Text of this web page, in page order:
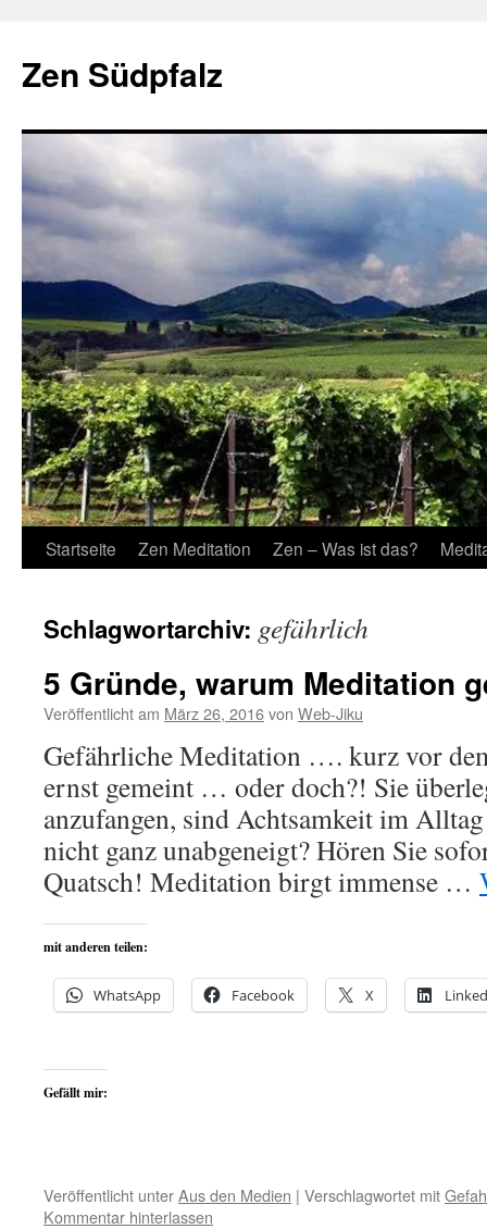
springen
Zen Südpfalz
Startseite Zen Meditation Zen – Was ist das?
Schlagwortarchiv: gefährlich
5 Gründe, warum Meditation
Veröffentlicht am März 26, 2016von Web-Jiku
Gefährliche Meditation …. kurz vor
ernst gemeint … oder doch?! Sie
anzufangen, sind Achtsamkeit im
nicht ganz unabgeneigt? Hören Sie
Quatsch! Meditation birgt immense …
mit anderen teilen:
WhatsApp Facebook X
Gefällt mir:
Veröffentlicht unterAus den Medien | Verschlagwortet mit
Kommentar hinterlassen